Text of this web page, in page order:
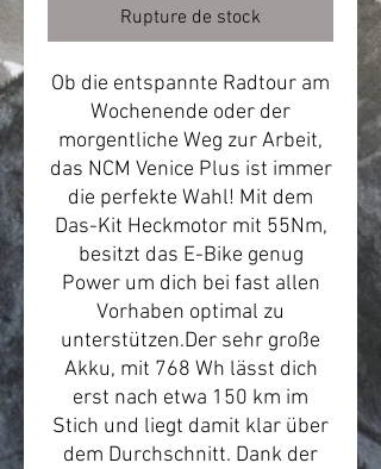
Rupture de stock
Ob die entspannte Radtour am
Wochenende oder der
morgentliche Weg zur Arbeit,
das NCM Venice Plus ist immer
die perfekte Wahl! Mit dem
Das-Kit Heckmotor mit 55Nm,
besitzt das E-Bike genug
Power um dich bei fast allen
Vorhaben optimal zu
unterstützen.Der sehr große
Akku, mit 768 Wh lässt dich
erst nach etwa 150 km im
Stich und liegt damit klar über
dem Durchschnitt. Dank der